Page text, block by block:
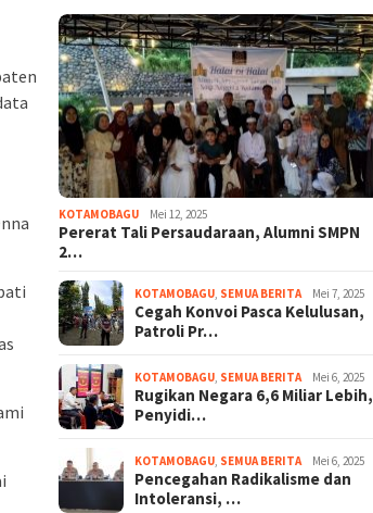
KOTAMOBAGU Mei 12, 2025
Pererat Tali Persaudaraan, Alumni SMPN
2…
KOTAMOBAGU, SEMUA BERITA Mei 7, 2025
Cegah Konvoi Pasca Kelulusan,
Patroli Pr…
KOTAMOBAGU, SEMUA BERITA Mei 6, 2025
Rugikan Negara 6,6 Miliar Lebih,
Penyidi…
KOTAMOBAGU, SEMUA BERITA Mei 6, 2025
Pencegahan Radikalisme dan
Intoleransi, …